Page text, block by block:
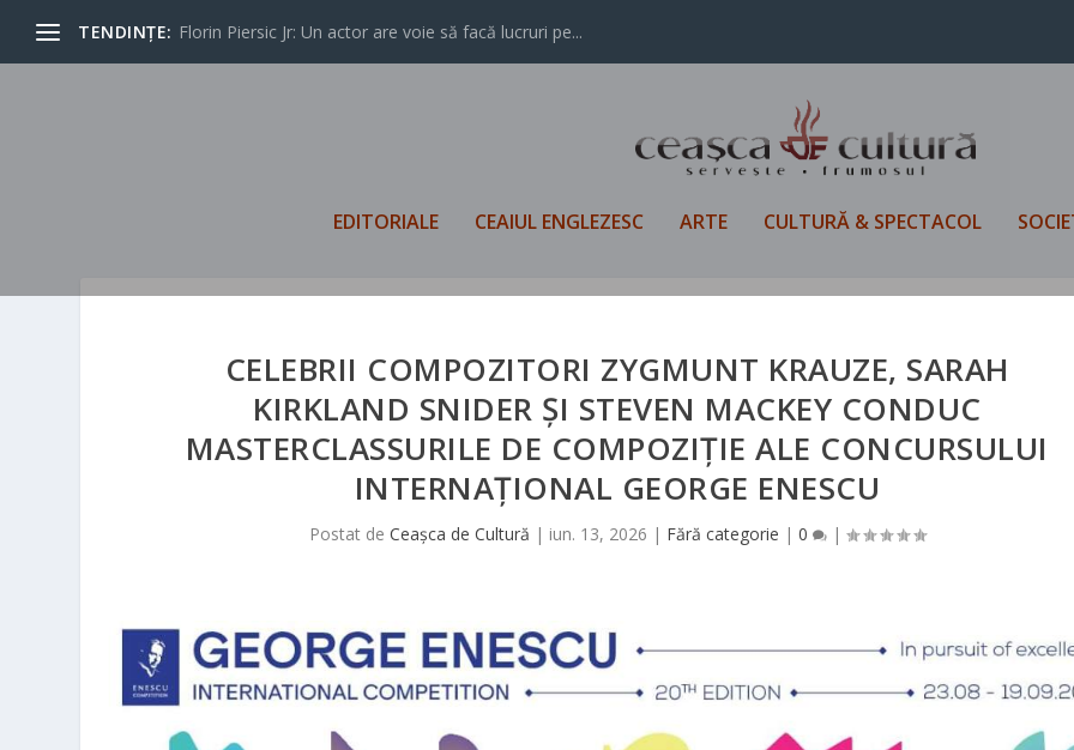
TENDINȚE: Florin Piersic Jr: Un actor are voie să facă lucruri pe...
EDITORIALE CEAIUL ENGLEZESC ARTE CULTURĂ & SPECTACOL
CELEBRII COMPOZITORI ZYGMUNT KRAUZE, SARAH
KIRKLAND SNIDER ȘI STEVEN MACKEY CONDUC
MASTERCLASSURILE DE COMPOZIȚIE ALE CONCURSULUI
INTERNAȚIONAL GEORGE ENESCU
Postat de Ceașca de Cultură | iun. 13, 2026 | Fără categorie | 0 |